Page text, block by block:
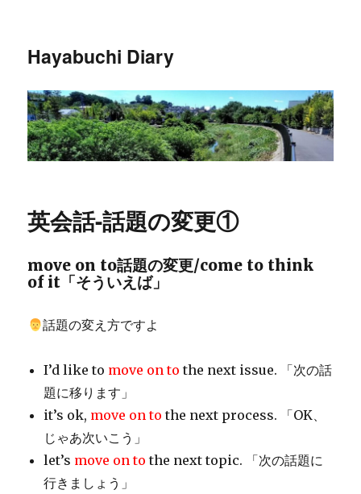
Hayabuchi Diary
英会話-話題の変更①
move on to話題の変更/come to think
of it「そういえば」
話題の変え方ですよ
I’d like to move on to the next issue. 「次の話
題に移ります」
it’s ok, move on to the next process. 「OK、
じゃあ次いこう」
let’s move on to the next topic. 「次の話題に
行きましょう」